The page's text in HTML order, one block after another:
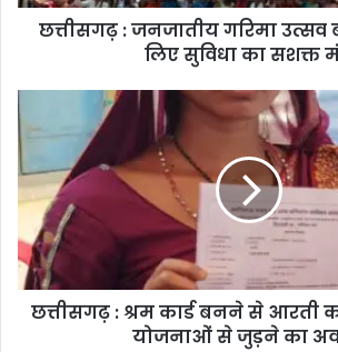
छत्तीसगढ़ : जनजातीय गरिमा उत्सव
लिए सुविधा का सशक्त
छत्तीसगढ़ : श्रम कार्ड बनने से आरती
योजनाओं से जुड़ने का